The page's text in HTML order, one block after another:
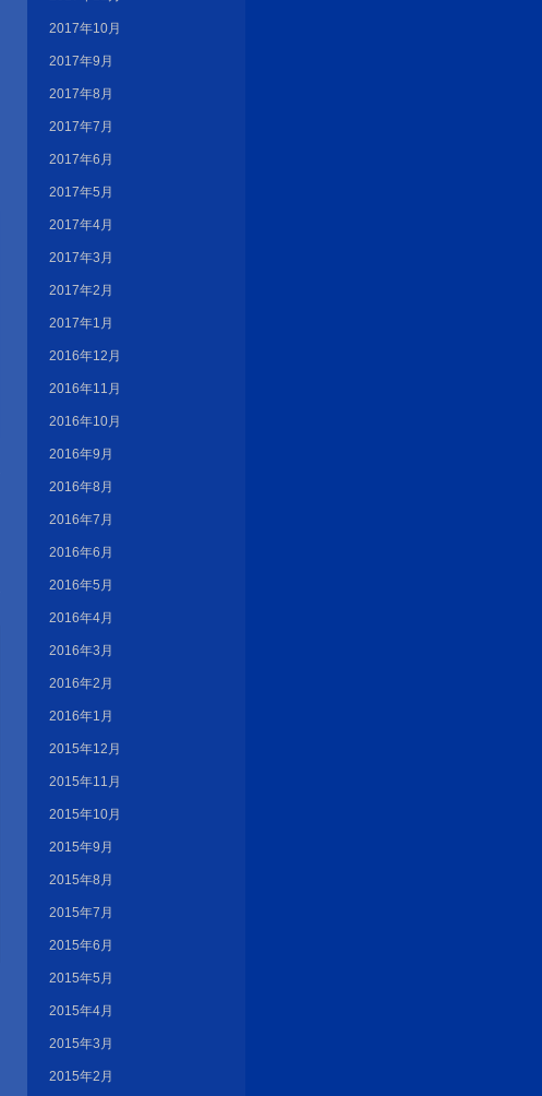
2017年10月
2017年9月
2017年8月
2017年7月
2017年6月
2017年5月
2017年4月
2017年3月
2017年2月
2017年1月
2016年12月
2016年11月
2016年10月
2016年9月
2016年8月
2016年7月
2016年6月
2016年5月
2016年4月
2016年3月
2016年2月
2016年1月
2015年12月
2015年11月
2015年10月
2015年9月
2015年8月
2015年7月
2015年6月
2015年5月
2015年4月
2015年3月
2015年2月